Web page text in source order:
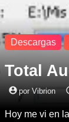
Descargas
Total
account_circlepor Vibrion
Hoy me vi en